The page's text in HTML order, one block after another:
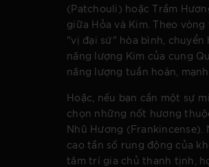
(Patchouli) hoặc Trầm
giữa Hỏa và Kim. Theo
"vị đại sứ" hòa bình,
năng lượng Kim của cung
năng lượng tuần hoàn,
Hoặc, nếu bạn cần một sự
chọn những nốt hương
Nhũ Hương
cao tần số rung động của
tâm trí gia chủ thanh tịnh,